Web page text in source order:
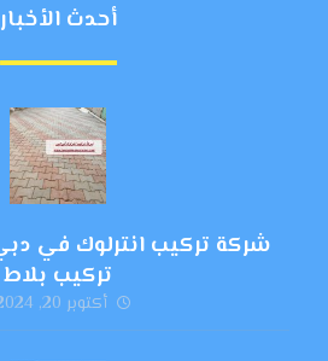
أحدث الأخبار
تركيب بلاط
أكتوبر 20, 2024